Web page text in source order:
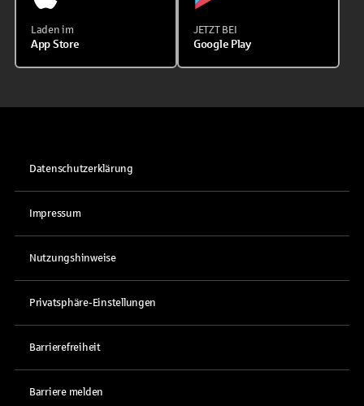
Laden im
App Store
JETZT BEI
Google Play
Datenschutzerklärung
Impressum
Nutzungshinweise
Privatsphäre-Einstellungen
Barrierefreiheit
Barriere melden